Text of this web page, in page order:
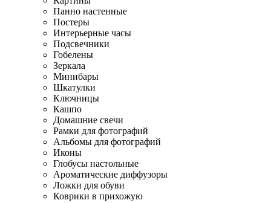
Панно настенные
Постеры
Интерьерные часы
Подсвечники
Гобелены
Зеркала
Минибары
Шкатулки
Ключницы
Кашпо
Домашние свечи
Рамки для фотографий
Альбомы для фотографий
Иконы
Глобусы настольные
Ароматические диффузоры
Ложки для обуви
Коврики в прихожую